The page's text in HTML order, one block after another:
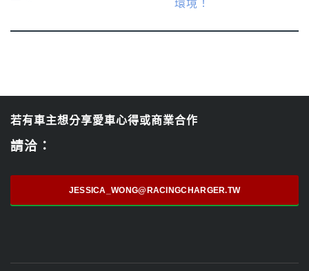
若有車主想分享愛車心得或商業合作
請洽：
JESSICA_WONG@RACINGCHARGER.TW